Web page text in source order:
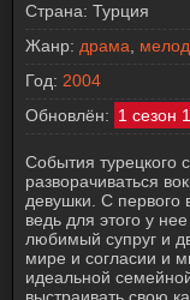
Страна: Турция
Жанр: драма
Год: 2004
Обновлён: 1 сезон
События турецкого
разворачиваться
девушки. С первого
ведь для этого у
любимый супруг и
мире и согласии и
идеальной